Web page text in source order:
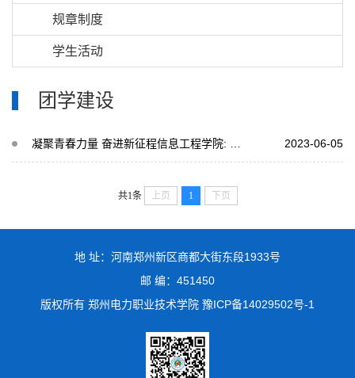
规章制度
学生活动
团学建设
凝聚青春力量 奋进新征程信息工程学院: 第六次学生代表大会圆满成功 2023-06-05
共1条 上页 1 下页
地 址：河南郑州新区商都大街东段1933号
邮 编：451450
版权所有 郑州电力职业技术学院 豫ICP备14029502号-1